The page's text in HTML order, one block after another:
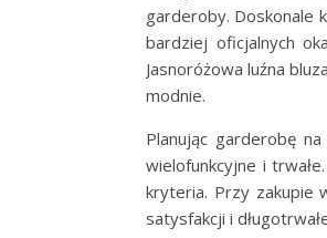
garderoby. Doskonale
bardziej oficjalnych
Jasnoróżowa luźna
modnie.
Planując garderobę
wielofunkcyjne i
kryteria. Przy zakupie
satysfakcji i